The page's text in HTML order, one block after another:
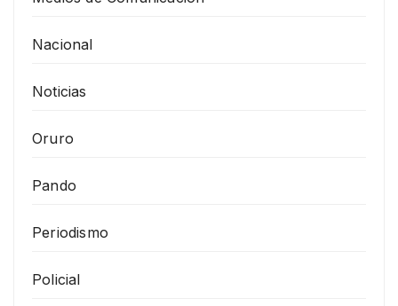
Nacional
Noticias
Oruro
Pando
Periodismo
Policial